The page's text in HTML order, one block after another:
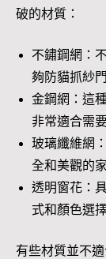
破的材質：
不鏽鋼網：
夠防貓抓紗
金鋼網：這
非常適合需
玻璃纖維網
全和美觀的
透明窗花：
式和顏色選
有些材質並不